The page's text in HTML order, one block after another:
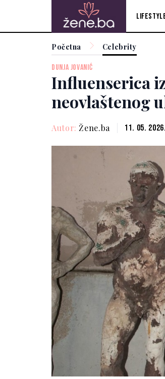
Početna Celebrity
DUNJA JOVANIĆ
Influenserica
neovlaštenog
Autor: Žene.ba 11. 05. 2026.